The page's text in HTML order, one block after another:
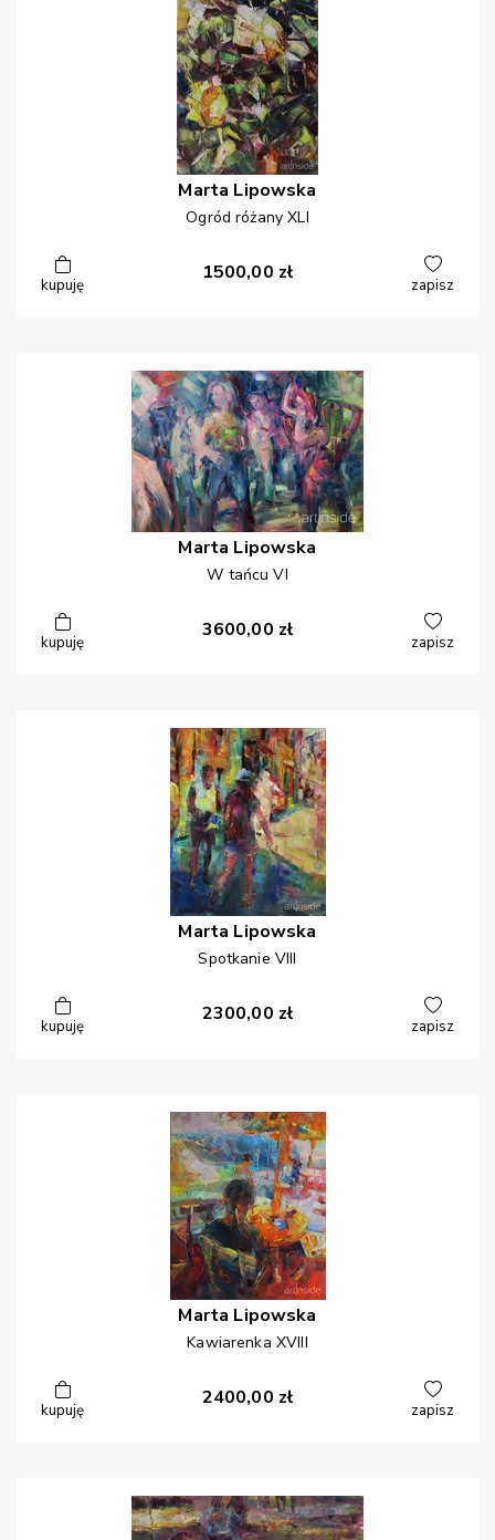
Marta Lipowska
Ogród różany XLI
kupuję
1500,00 zł
zapisz
Marta Lipowska
W tańcu VI
kupuję
3600,00 zł
zapisz
Marta Lipowska
Spotkanie VIII
kupuję
2300,00 zł
zapisz
Marta Lipowska
Kawiarenka XVIII
kupuję
2400,00 zł
zapisz